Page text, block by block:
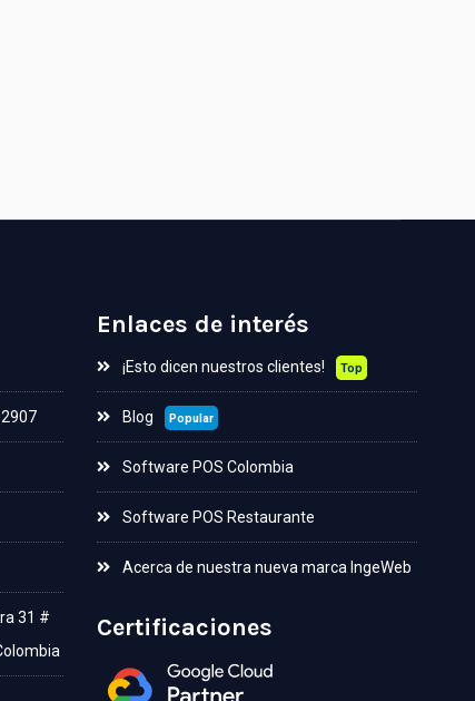
31 #
Enlaces de interés
¡Esto dicen nuestros clientes! Top
Blog Popular
Software POS Colombia
Software POS Restaurante
Acerca de nuestra nueva marca IngeWeb
Certificaciones